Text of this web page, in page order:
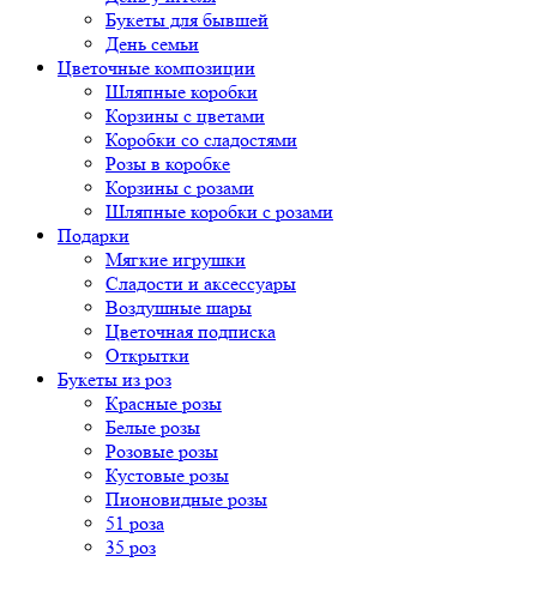
Букеты для бывшей
День семьи
Цветочные композиции
Шляпные коробки
Корзины с цветами
Коробки со сладостями
Розы в коробке
Корзины с розами
Шляпные коробки с розами
Подарки
Мягкие игрушки
Сладости и аксессуары
Воздушные шары
Цветочная подписка
Открытки
Букеты из роз
Красные розы
Белые розы
Розовые розы
Кустовые розы
Пионовидные розы
51 роза
35 роз